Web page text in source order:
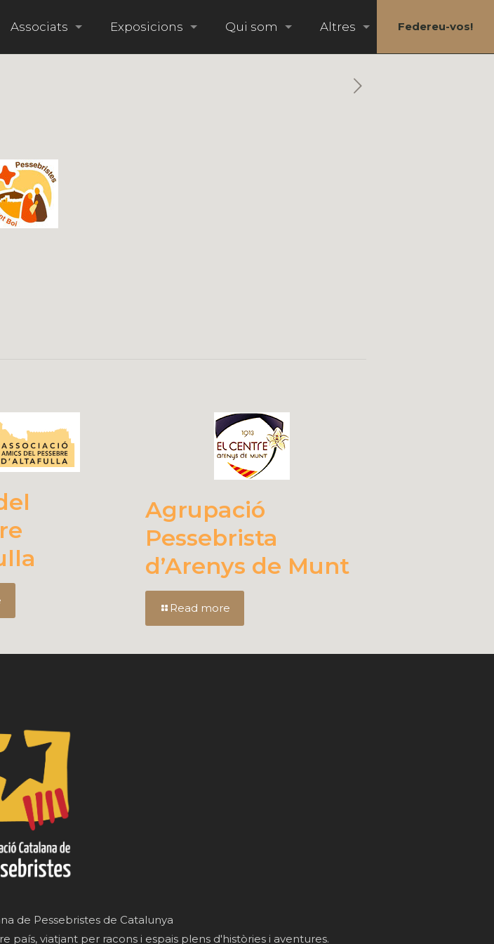
Associats Exposicions Qui som Altres Federeu-vos!
Agrupació
Pessebrista
d’Arenys de Munt
Read more
de Pessebristes de Catalunya
país, viatjant per racons i espais plens d'històries i aventures.